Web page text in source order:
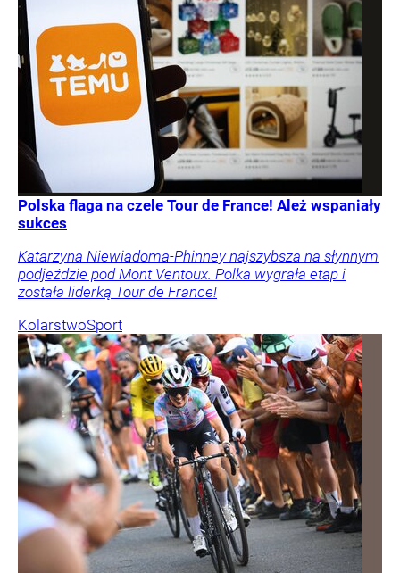
Polska flaga na czele Tour de France! Ależ wspaniały
sukces
Katarzyna Niewiadoma-Phinney najszybsza na słynnym
podjeździe pod Mont Ventoux. Polka wygrała etap i
została liderką Tour de France!
KolarstwoSport